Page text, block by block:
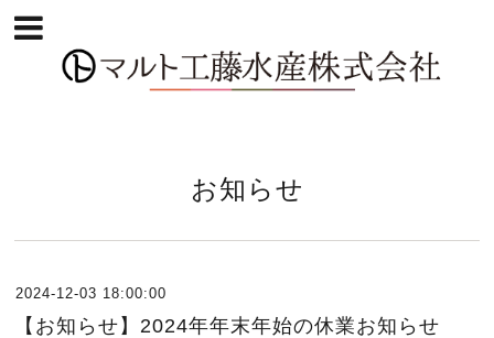
お知らせ
2024-12-03 18:00:00
【お知らせ】2024年年末年始の休業お知らせ